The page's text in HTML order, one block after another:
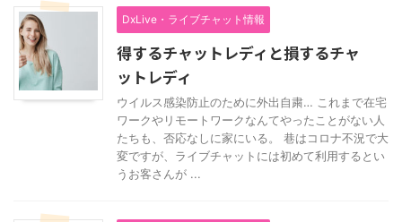
DxLive・ライブチャット情報
得するチャットレディと損するチャ
ットレディ
ウイルス感染防止のために外出自粛… これまで在宅
ワークやリモートワークなんてやったことがない人
たちも、否応なしに家にいる。 巷はコロナ不況で大
変ですが、ライブチャットには初めて利用するとい
うお客さんが ...